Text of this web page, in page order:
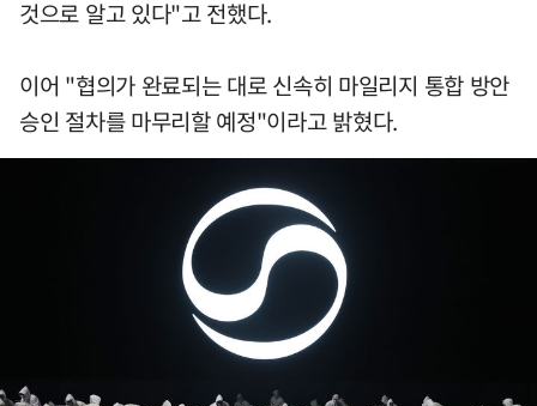
것으로 알고 있다"고 전했다.
이어 "협의가 완료되는 대로 신속히 마일리지 통합 방안
승인 절차를 마무리할 예정"이라고 밝혔다.